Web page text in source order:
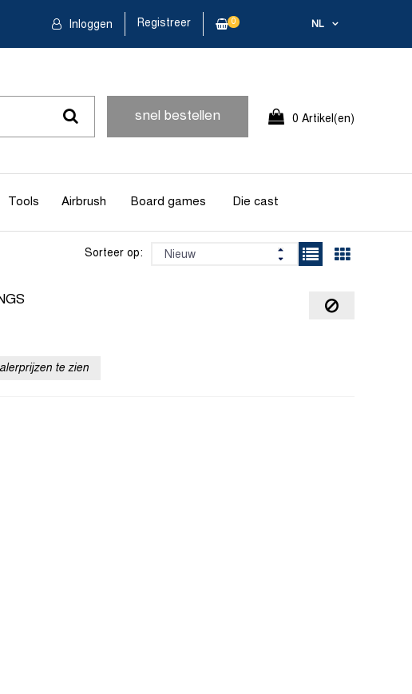
NL
Inloggen Registreer 0
snel bestellen 0 Artikel(en)
Tools Airbrush Board games Die cast
Sorteer op:
te zien